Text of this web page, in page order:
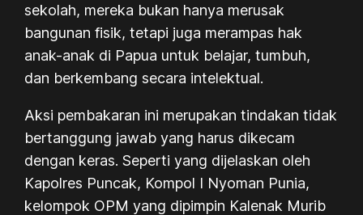
sekolah, mereka bukan hanya merusak
bangunan fisik, tetapi juga merampas hak
anak-anak di Papua untuk belajar, tumbuh,
dan berkembang secara intelektual.
Aksi pembakaran ini merupakan tindakan tidak
bertanggung jawab yang harus dikecam
dengan keras. Seperti yang dijelaskan oleh
Kapolres Puncak, Kompol I Nyoman Punia,
kelompok OPM yang dipimpin Kalenak Murib